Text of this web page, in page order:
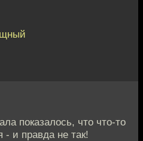
показалось, что что-то
- и правда не так!